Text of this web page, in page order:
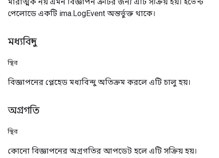
পেলোডে একটি ima.LogEvent অন্তর্ভুক্ত থাকে।
মধ্যবিন্দু
স্থির
বিজ্ঞাপনের প্লেহেড মধ্যবিন্দু অতিক্রম করলে এটি চালু হয়।
অগ্রগতি
স্থির
কোনো বিজ্ঞাপনের অগ্রগতির আপডেট হলে এটি সক্রিয় হয়।